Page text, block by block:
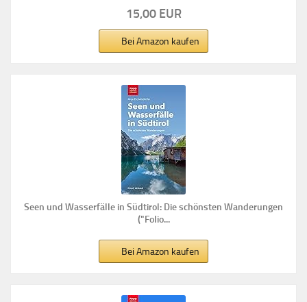
15,00 EUR
Bei Amazon kaufen
Seen und Wasserfälle in Südtirol: Die schönsten Wanderungen
("Folio...
Bei Amazon kaufen